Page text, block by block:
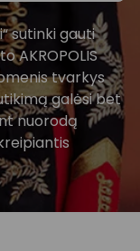
sutinki gauti
AKROPOLIS
tvarkys
galėsi bet
nuorodą